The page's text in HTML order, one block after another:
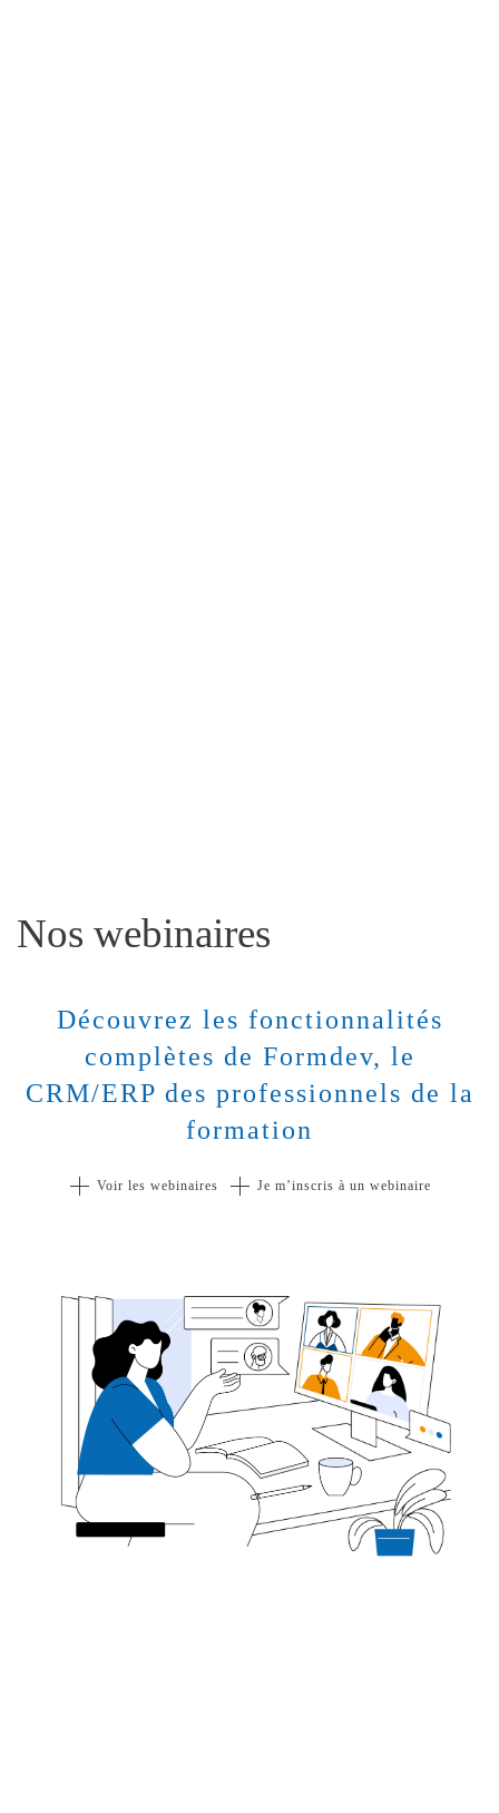
Nos webinaires
Découvrez les fonctionnalités
complètes de Formdev, le
CRM/ERP des professionnels de la
formation
Voir les webinaires Je m’inscris à un webinaire